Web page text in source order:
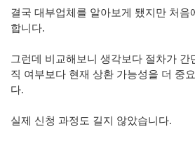
결국 대부업체를 알아보게 됐지만 처음
합니다.
그런데 비교해보니 생각보다 절차가 간
직 여부보다 현재 상환 가능성을 더 중
다.
실제 신청 과정도 길지 않았습니다.